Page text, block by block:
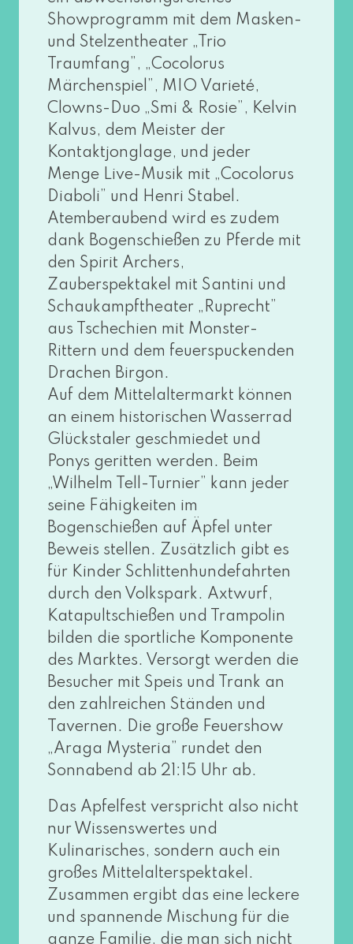
Showprogramm mit dem Masken-
und Stelzentheater „Trio
Traumfang”, „Cocolorus
Märchenspiel”, MIO Varieté,
Clowns-Duo „Smi & Rosie”, Kelvin
Kalvus, dem Meister der
Kontaktjonglage, und jeder
Menge Live-Musik mit „Cocolorus
Diaboli” und Henri Stabel.
Atemberaubend wird es zudem
dank Bogenschießen zu Pferde mit
den Spirit Archers,
Zauberspektakel mit Santini und
Schaukampftheater „Ruprecht”
aus Tschechien mit Monster-
Rittern und dem feu­er­spu­cken­den
Drachen Birgon.
Auf dem Mittelaltermarkt kön­nen
an einem his­to­ri­schen Wasserrad
Glückstaler geschmie­det und
Ponys gerit­ten wer­den. Beim
„Wilhelm Tell-Turnier” kann jeder
sei­ne Fähigkeiten im
Bogenschießen auf Äpfel unter
Beweis stel­len. Zusätzlich gibt es
für Kinder Schlittenhundefahrten
durch den Volkspark. Axtwurf,
Katapultschießen und Trampolin
bil­den die sport­li­che Komponente
des Marktes. Versorgt wer­den die
Besucher mit Speis und Trank an
den zahl­rei­chen Ständen und
Tavernen. Die gro­ße Feuershow
„Araga Mysteria” run­det den
Sonnabend ab 21:15 Uhr ab.
Das Apfelfest ver­spricht also nicht
nur Wissenswertes und
Kulinarisches, son­dern auch ein
gro­ßes Mittelalterspektakel.
Zusammen ergibt das eine lecke­re
und span­nen­de Mischung für die
gan­ze Familie, die man sich nicht